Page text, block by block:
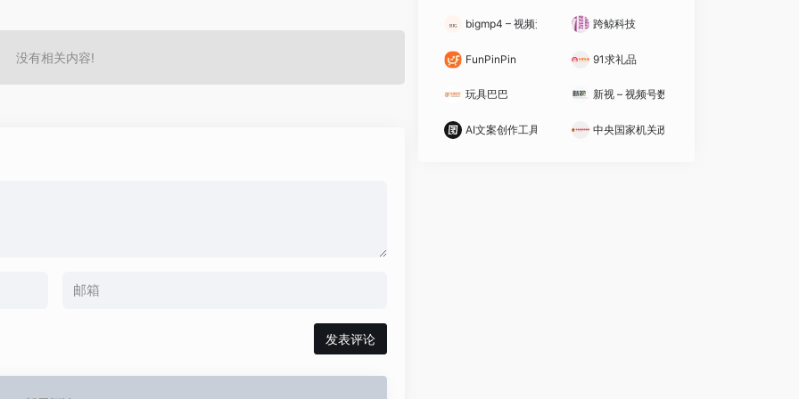
没有相关内容!
发表评论
bigmp4 – 视频无损放大、黑白视频上色
跨鲸科技
FunPinPin 91求礼品
玩具巴巴 新视 – 视频号数据分析工具
AI文案创作工具（图司机） 中央国家机关政府采购中心